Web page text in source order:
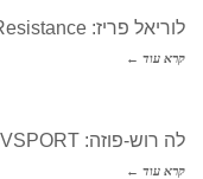
לוריאל פריז: Infallible Laque Resistance
קרא עוד ←
לה רוש-פוזה: ANTHELIOS UVSPORT
קרא עוד ←